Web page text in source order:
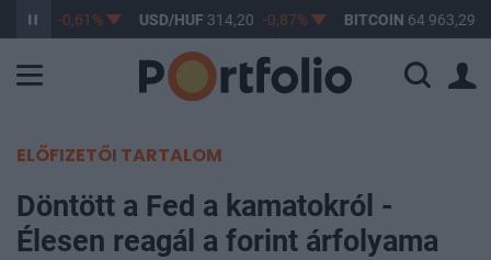
-0,61% USD/HUF314,20 -0,87% BITCOIN64 963,29
ELŐFIZETŐI TARTALOM
Döntött a Fed a kamatokról -
Élesen reagál a forint árfolyama